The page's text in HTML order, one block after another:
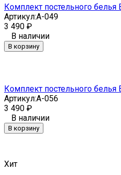
Комплект постельного белья
Артикул:A-049
3 490 ₽
В наличии
В корзину
Комплект постельного белья
Артикул:A-056
3 490 ₽
В наличии
В корзину
Хит